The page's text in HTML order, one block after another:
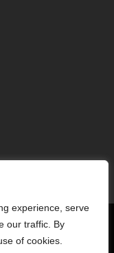
experience, serve
our traffic. By
of cookies.
2023
CNCS